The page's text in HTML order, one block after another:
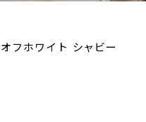
フホワイト シャビー